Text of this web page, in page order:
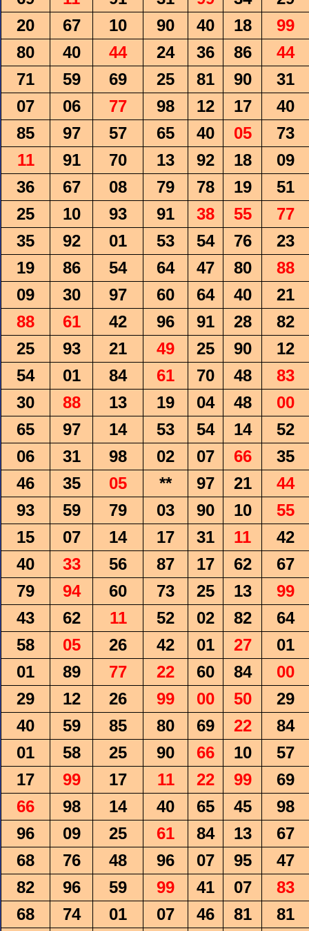
20
67 10 90 40 18
99
80
40 44 24 36 86
44
71
59 69 25 81 90
31
07
06 77 98 12 17
40
85
97 57 65 40 05
73
11
91 70 13 92 18
09
36
67 08 79 78 19
51
25
10 93 91 38 55
77
35
92 01 53 54 76
23
19
86 54 64 47 80
88
09
30 97 60 64 40
21
88
61 42 96 91 28
82
25
93 21 49 25 90
12
54
01 84 61 70 48
83
30
88 13 19 04 48
00
65
97 14 53 54 14
52
06
31 98 02 07 66
35
46
35 05 ** 97 21
44
93
59 79 03 90 10
55
15
07 14 17 31 11
42
40
33 56 87 17 62
67
79
94 60 73 25 13
99
43
62 11 52 02 82
64
58
05 26 42 01 27
01
01
89 77 22 60 84
00
29
12 26 99 00 50
29
40
59 85 80 69 22
84
01
58 25 90 66 10
57
17
99 17 11 22 99
69
66
98 14 40 65 45
98
96
09 25 61 84 13
67
68
76 48 96 07 95
47
82
96 59 99 41 07
83
68
74 01 07 46 81
81